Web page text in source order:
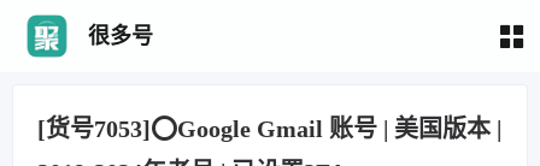
很多号
[货号7053]⭕️Google Gmail 账号 | 美国版本 |